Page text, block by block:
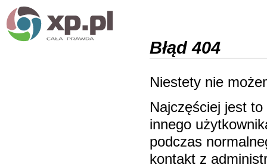
Błąd 404
Niestety nie
Najczęściej jest
innego
podczas
kontakt z